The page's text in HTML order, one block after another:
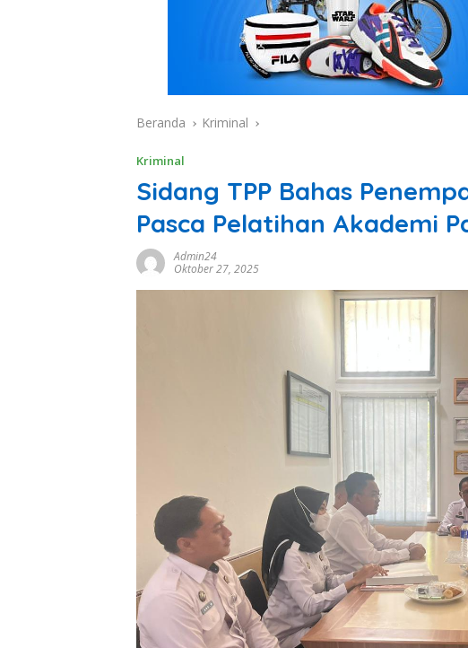
Beranda Kriminal
Kriminal
Sidang TPP Bahas
Pasca Pelatihan Akademi
Admin24
Oktober 27, 2025